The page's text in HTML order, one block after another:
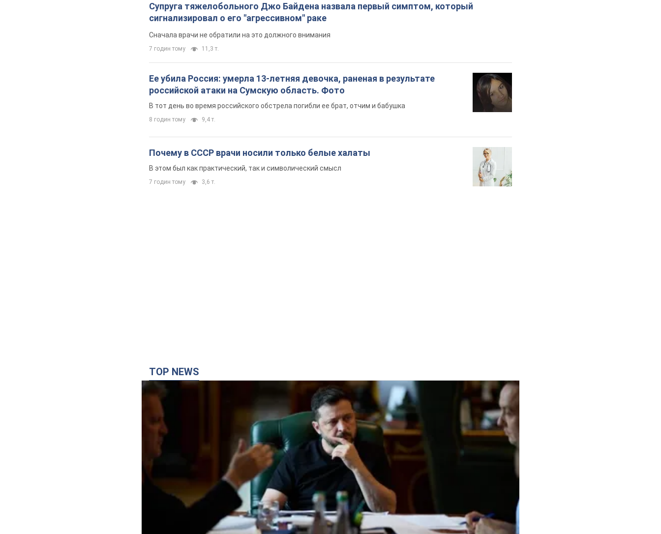
Супруга тяжелобольного Джо Байдена назвала первый симптом, который
сигнализировал о его "агрессивном" раке
Сначала врачи не обратили на это должного внимания
7 годин тому 11,3 т.
Ее убила Россия: умерла 13-летняя девочка, раненая в результате
российской атаки на Сумскую область. Фото
В тот день во время российского обстрела погибли ее брат, отчим и бабушка
8 годин тому 9,4 т.
Почему в СССР врачи носили только белые халаты
В этом был как практический, так и символический смысл
7 годин тому 3,6 т.
TOP NEWS